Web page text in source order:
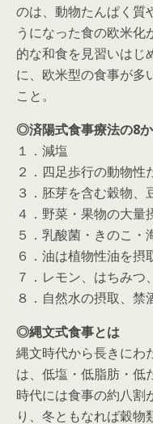
のは、動物たんぱく質
うになった食の欧米
的な和食を見習いはじ
に、欧米型の食事が多
こと。
◎済陽式食事療法の8
１．減塩
２．四足歩行の動物性
３．胚芽を含む穀物、
４．野菜・果物の大量
５．乳酸菌・きのこ・
６．油は植物性油を摂
７．レモン、はちみつ
８．自然水の摂取、禁
◎縄文式食事とは
縄文時代から長きにわ
は、低塩・低脂肪・低
時代には食事の約八割
り、冬ともなれば穀